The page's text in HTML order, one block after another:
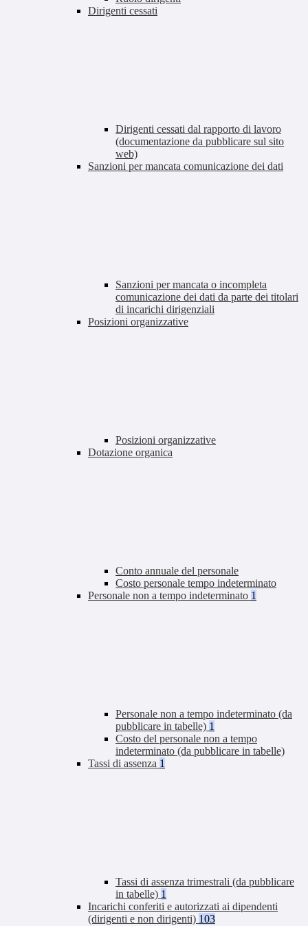
Dirigenti cessati
Dirigenti cessati dal rapporto di lavoro
(documentazione da pubblicare sul sito
web)
Sanzioni per mancata comunicazione dei dati
Sanzioni per mancata o incompleta
comunicazione dei dati da parte dei titolari
di incarichi dirigenziali
Posizioni organizzative
Posizioni organizzative
Dotazione organica
Conto annuale del personale
Costo personale tempo indeterminato
Personale non a tempo indeterminato 1
Personale non a tempo indeterminato (da
pubblicare in tabelle) 1
Costo del personale non a tempo
indeterminato (da pubblicare in tabelle)
Tassi di assenza 1
Tassi di assenza trimestrali (da pubblicare
in tabelle) 1
Incarichi conferiti e autorizzati ai dipendenti
(dirigenti e non dirigenti) 103